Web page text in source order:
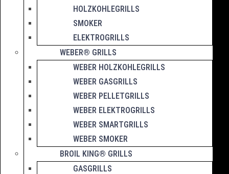
HOLZKOHLEGRILLS
SMOKER
ELEKTROGRILLS
WEBER® GRILLS
WEBER HOLZKOHLEGRILLS
WEBER GASGRILLS
WEBER PELLETGRILLS
WEBER ELEKTROGRILLS
WEBER SMARTGRILLS
WEBER SMOKER
BROIL KING® GRILLS
GASGRILLS